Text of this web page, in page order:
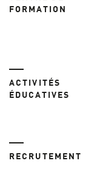
FORMATION
ACTIVITÉS
ÉDUCATIVES
RECRUTEMENT